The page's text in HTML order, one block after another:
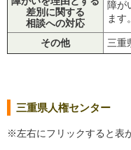
差別に関する
相談への対応
障が
ます。
その他 三重
三重県人権センター
※左右にフリックすると表